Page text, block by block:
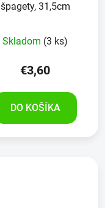
špagety, 31,5cm
Skladom (3 ks)
€3,60
DO KOŠÍKA